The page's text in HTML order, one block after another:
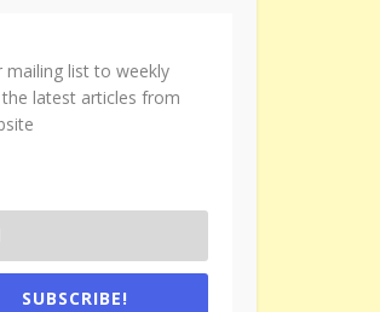
mailing list to weekly
the latest articles from
SUBSCRIBE!